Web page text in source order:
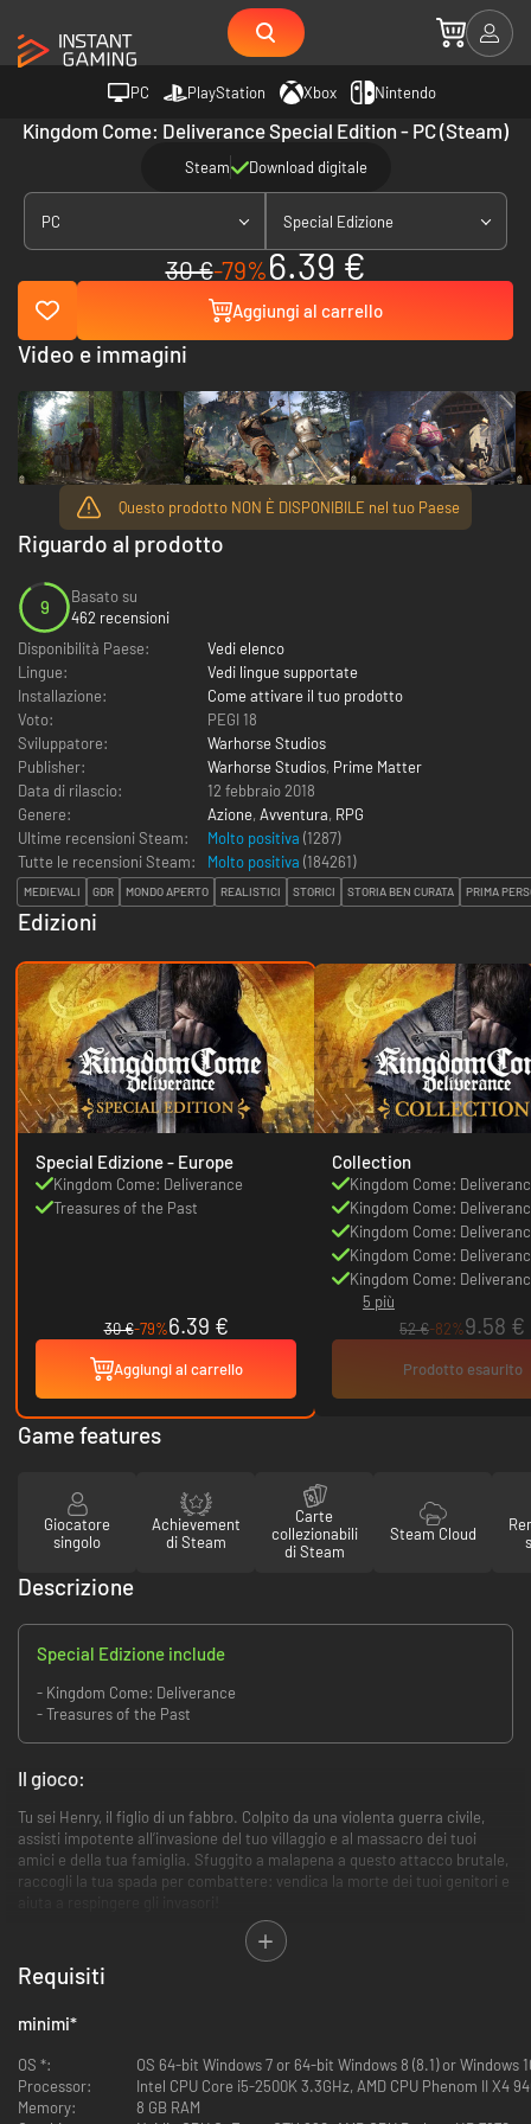
PC PlayStation Xbox Nintendo
Kingdom Come: Deliverance Special Edition - PC (Steam)
Steam Download digitale
PC Special Edizione
30 €-79%6.39 €
Aggiungi al carrello
Questo prodotto NON È DISPONIBILE nel tuo Paese
Riguardo al prodotto
9
Basato su
462 recensioni
Disponibilità Paese:
Vedi elenco
Lingue:
Vedi lingue supportate
Installazione:
Come attivare il tuo prodotto
Voto:
PEGI 18
Sviluppatore:
Warhorse Studios
Publisher:
Warhorse Studios, Prime Matter
Data di rilascio:
12 febbraio 2018
Genere:
Azione, Avventura, RPG
Ultime recensioni Steam:
Molto positiva (1287)
Tutte le recensioni Steam:
Molto positiva (184261)
MEDIEVALI GDR MONDO APERTO REALISTICI STORICI STORIA BEN CURATA PRIMA
Edizioni
Special Edizione - Europe
Kingdom Come: Deliverance
Treasures of the Past
30 €-79%6.39 €
Aggiungi al carrello
Collection
Kingdom Come:
Kingdom Come:
Woman's Lot
Kingdom Come:
of Bastards
Kingdom Come:
Amorous Adventures of
Hans Capon
Kingdom Come:
the Ashes
5 più
52 €-82%9.58 €
Prodotto esaurito
Video e immagini
Game features
Giocatore
singolo
Achievement
di Steam
Carte
collezionabili
di Steam
Steam Cloud
Descrizione
Special Edizione include
- Kingdom Come: Deliverance
- Treasures of the Past
Il gioco:
Tu sei Henry, il figlio di un fabbro. Colpito da una violenta guerra civile,
assisti impotente all’invasione del tuo villaggio e al massacro dei tuoi
amici e della tua famiglia. Sfuggito a malapena a questo attacco brutale,
raccogli la tua spada per combattere: vendica la morte dei tuoi genitori e
La Boemia è una regione nel cuore dell’Europa, ricca di cultura, argento e
piombato in un periodo di oscurità: guerra, corruzione e tensioni stanno
Nel mentre, la corona è stata ereditata da Venceslao, uno dei figli di
Carlo. A differenza di suo padre, Venceslao è ingenuo, sprovveduto e
senza alcuna ambizione. Il suo fratellastro e re dell’Ungheria, Sigismondo
Requisiti
minimi*
OS *:
OS 64-bit Windows 7 or 64-bit Windows 8 (8.1) or Windows
Processor:
Intel CPU Core i5-2500K 3.3GHz, AMD CPU Phenom II X4
Memory:
8 GB RAM